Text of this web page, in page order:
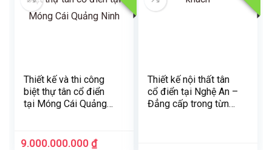
Thiết kế và thi công
biệt thự tân cổ điển
tại Móng Cái Quảng
9.000.000.000₫
Thiết kế nội thất tân
cổ điển tại Nghệ An –
Đẳng cấp trong từng